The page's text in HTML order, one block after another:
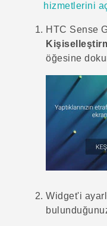
hizmetlerini
HTC Sense
öğesine
Widget'i